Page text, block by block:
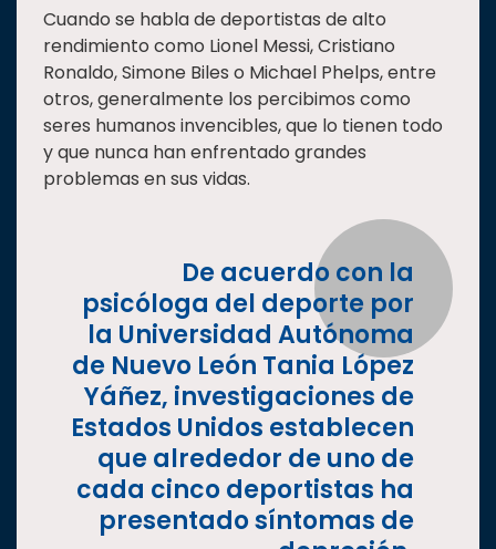
Oferta
educativa
Estudiantes
Rectoría
Investigación
Internacionalización
Vinculación
Universiada
Nacional
Cuando se habla de deportistas de alto
rendimiento como Lionel Messi, Cristiano
Ronaldo, Simone Biles o Michael Phelps, entre
otros, generalmente los percibimos como
seres humanos invencibles, que lo tienen todo
y que nunca han enfrentado grandes
problemas en sus vidas.
De acuerdo con la
psicóloga del deporte por
la Universidad Autónoma
de Nuevo León Tania López
Yáñez, investigaciones de
Estados Unidos establecen
que alrededor de uno de
cada cinco deportistas ha
presentado síntomas de